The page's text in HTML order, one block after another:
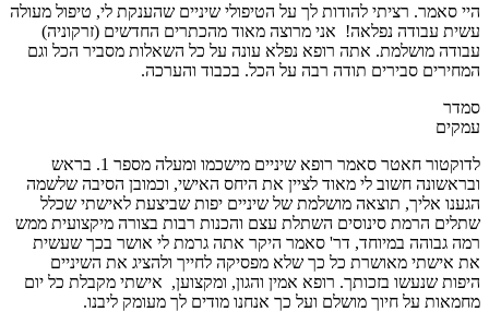
היי סאמר. רציתי להודות לך על הטיפולי שיניים שהענקת לי, טיפול מעולה
עשית עבודה נפלאה! אני מרוצה מאוד מהכתרים החדשים (זרקוניה)
עבודה מושלמת. אתה רופא נפלא עונה על כל השאלות מסביר הכל וגם
המחירים סבירים תודה רבה על הכל. בכבוד והערכה.
סמדר
עמקים
לדוקטור חאטר סאמר רופא שיניים מישכמו ומעלה מספר 1. בראש
ובראשונה חשוב לי מאוד לציין את היחס האישי, וכמובן הסיבה שלשמה
הגענו אליך, תוצאה מושלמת של שיניים יפות שביצעת לאישתי שכלל
שתלים הרמת סינוסים השתלת עצם והכנות רבות בצורה מיקצועית ממש
רמה גבוהה במיוחד, דר' סאמר היקר אתה גרמת לי אושר בכך שעשית
את אישתי מאושרת כל כך שלא מפסיקה לחייך ולהציג את השיניים
היפות שנעשו בזכותך. רופא אמין והגון, ומקצוען, אישתי מקבלת כל יום
מחמאות על חיוך מושלם ועל כך אנחנו מודים לך מעומק ליבנו.